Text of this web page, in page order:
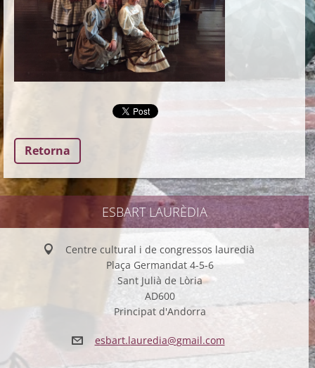
Retorna
ESBART LAURÈDIA
Centre cultural i de congressos lauredià
Plaça Germandat 4-5-6
Sant Julià de Lòria
AD600
Principat d'Andorra
esbart.lauredia@gmail.com